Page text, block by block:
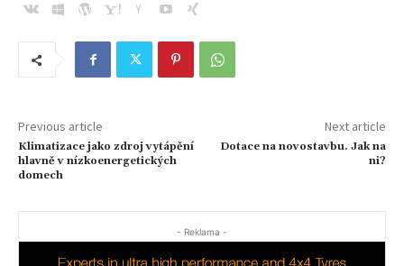
Previous article
Klimatizace jako zdroj vytápění
hlavně v nízkoenergetických
domech
Next article
Dotace na novostavbu. Jak na
ni?
- Reklama -